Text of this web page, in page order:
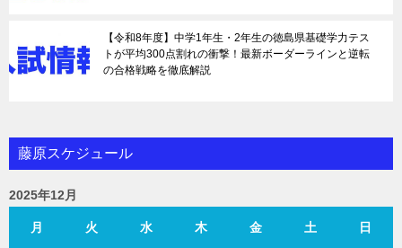
【令和8年度】中学1年生・2年生の徳島県基礎学力テス
トが平均300点割れの衝撃！最新ボーダーラインと逆転
の合格戦略を徹底解説
藤原スケジュール
2025年12月
月 火 水 木 金 土 日